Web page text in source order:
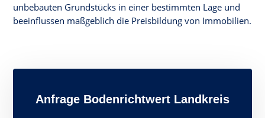
unbebauten Grundstücks in einer bestimmten Lage und
beeinflussen maßgeblich die Preisbildung von Immobilien.
Anfrage Bodenrichtwert Landkreis